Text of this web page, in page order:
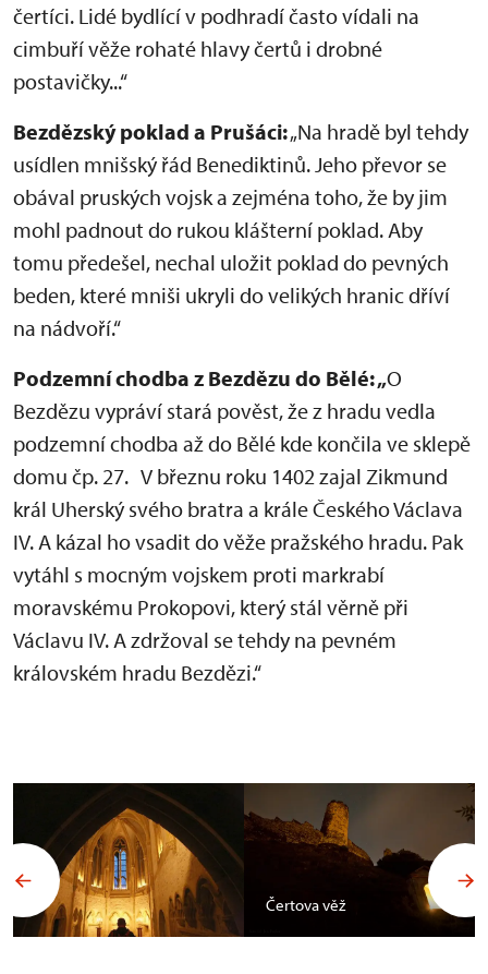
čertíci. Lidé bydlící v podhradí často vídali na
cimbuří věže rohaté hlavy čertů i drobné
postavičky...“
Bezdězský poklad a Prušáci:„Na hradě byl tehdy
usídlen mnišský řád Benediktinů. Jeho převor se
obával pruských vojsk a zejména toho, že by jim
mohl padnout do rukou klášterní poklad. Aby
tomu předešel, nechal uložit poklad do pevných
beden, které mniši ukryli do velikých hranic dříví
na nádvoří.“
Podzemní chodba z Bezdězu do Bělé: „O
Bezdězu vypráví stará pověst, že z hradu vedla
podzemní chodba až do Bělé kde končila ve sklepě
domu čp. 27. V březnu roku 1402 zajal Zikmund
král Uherský svého bratra a krále Českého Václava
IV. A kázal ho vsadit do věže pražského hradu. Pak
vytáhl s mocným vojskem proti markrabí
moravskému Prokopovi, který stál věrně při
Václavu IV. A zdržoval se tehdy na pevném
královském hradu Bezdězi.“
Čertova věž